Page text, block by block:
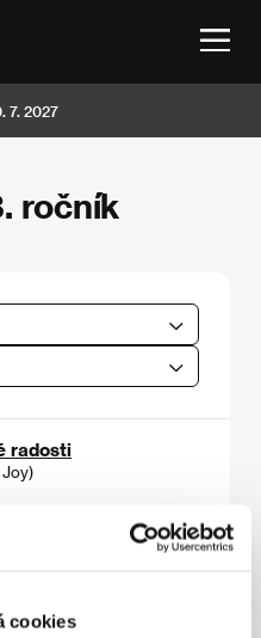
cookies
7. 2027
ročník
radosti